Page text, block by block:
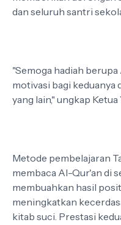
dan seluruh santri
"Semoga hadiah
motivasi bagi keduanya
yang lain," ungkap
Metode pembelajaran
membaca Al-Qur'an di
membuahkan hasil
meningkatkan
kitab suci. Prestasi